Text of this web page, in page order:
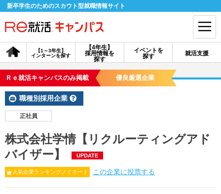
新卒学生のためのスカウト型就職情報サイト
【4年生】
採用情報を
探す
【1～3年生】
インターンを探す
イベントを
探す
就活支援
会員登録 ログイン
会員ID・パスワードを忘れた方はこちら
探す
【4年生】
採用情報を探す
【4年生】
説明会を探す
【1～3年生】
インターンを探す
Ｒｅ就活キャンパスのみ掲載 優良厳選企業
職種別採用企業
正社員
株式会社学情【リクルーティングアド
バイザー】
UPDATE
人気企業ランキングノミネート この企業に投票する